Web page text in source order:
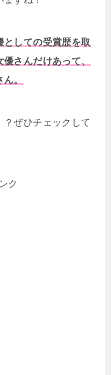
としての受賞歴を取
さんだけあって、
。
ぜひチェックして
ク